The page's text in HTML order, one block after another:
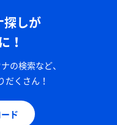
探しが
！
の検索など、
だくさん！
ド